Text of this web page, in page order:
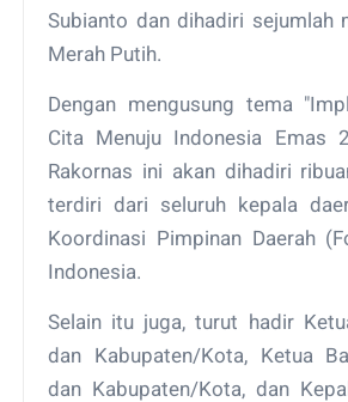
Subianto dan dihadiri sejumlah
Merah Putih.
Dengan mengusung tema
Cita Menuju Indonesia Emas
Rakornas ini akan dihadiri
terdiri dari seluruh kepala
Koordinasi Pimpinan Daerah
Indonesia.
Selain itu juga, turut hadir
dan Kabupaten/Kota, Ketua
dan Kabupaten/Kota, dan